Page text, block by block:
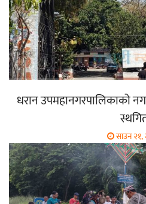
धरान उपमहानगरपालिकाको
साउन २१,